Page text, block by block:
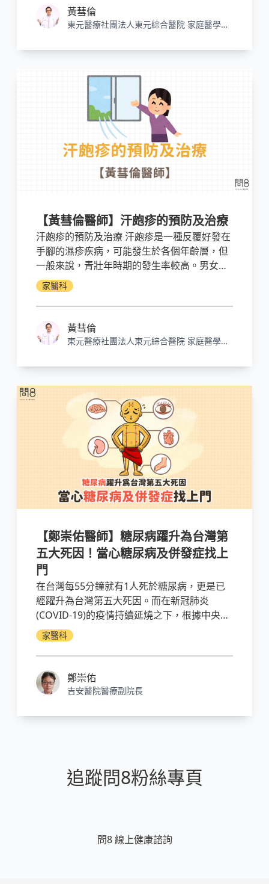
黃彗倫
東元醫療社團法人東元綜合醫院 家庭醫學科
【黃彗倫醫師】汗皰疹的預防及治療
汗皰疹的預防及治療 汗皰疹是一種反覆好發在
手腳的濕疹疾病，可能發生於各個年齡層，但
一般來說，青壯年時期的發生率較高。男女發
生的比例差不多。
家醫科
黃彗倫
東元醫療社團法人東元綜合醫院 家庭醫學科
【鄭崇佑醫師】糖尿病躍升為台灣第
五大死因！當心糖尿病及併發症找上
門
在台灣每55分鐘就有1人死於糖尿病，更是已
經躍升為台灣第五大死因。而在新冠肺炎
(COVID-19)的疫情持續延燒之下，根據中央流
行疫情指揮中心統計，重症和死亡病人大多有
高血壓、糖尿病、心血管疾病等慢性病史。由
此可見，糖尿病人比起一般人在對抗新冠病毒
時，面臨著更高嚴重病情和死亡的風險。除此
之外，罹患第2型糖尿病的患者更是常見合併
家醫科
鄭崇佑
吉安醫院醫療副院長
追蹤問8粉絲專頁
問8 線上健康諮詢